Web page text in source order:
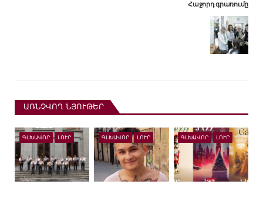
Հաջորդ գրառումը
ԱՌՆՉՎՈՂ ՆՅՈՒԹԵՐ
ԳԼԽԱՎՈՐ ԼՈՒՐ ԳԼԽԱՎՈՐ ԼՈՒՐ ԳԼԽԱՎՈՐ ԼՈՒՐ